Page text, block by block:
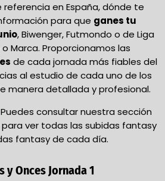
en España, dónde te
para que ganes tu
, Biwenger, Futmondo o de Liga
Marca. Proporcionamos las
de cada jornada más fiables del
al estudio de cada uno de los
manera detallada y profesional.
Puedes consultar nuestra sección
ver todas las subidas fantasy
fantasy de cada día.
y Onces Jornada 1